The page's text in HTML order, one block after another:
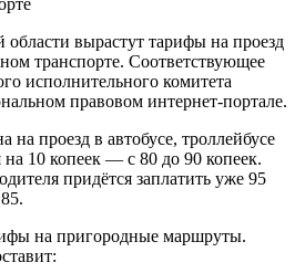
области вырастут тарифы на проезд
транспорте. Соответствующее
исполнительного комитета
правовом интернет-портале.
на проезд в автобусе, троллейбусе
на 10 копеек — с 80 до 90 копеек.
придётся заплатить уже 95
на пригородные маршруты.